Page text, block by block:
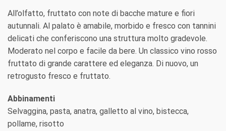
All’olfatto, fruttato con note di bacche mature e fiori
autunnali. Al palato è amabile, morbido e fresco con tannini
delicati che conferiscono una struttura molto gradevole.
Moderato nel corpo e facile da bere. Un classico vino rosso
fruttato di grande carattere ed eleganza. Di nuovo, un
retrogusto fresco e fruttato.
Abbinamenti
Selvaggina, pasta, anatra, galletto al vino, bistecca,
pollame, risotto